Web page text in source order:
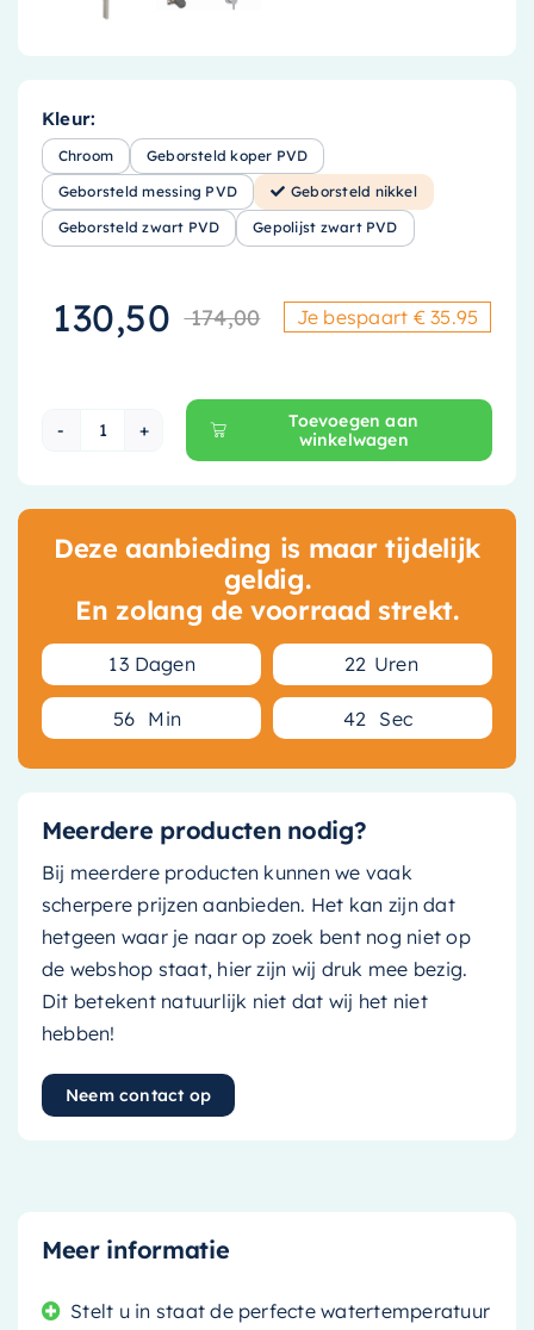
Kleur:
Chroom Geborsteld koper PVD
Geborsteld messing PVD Geborsteld nikkel
Geborsteld zwart PVD Gepolijst zwart PVD
174,00
130,50 Huidige prijs
Je bespaart € 35.95
Hotbath Ace Inbouw Douchemengkraan -
Toevoegen aan
winkelwagen
Deze aanbieding is maar tijdelijk
geldig.
En zolang de voorraad strekt.
13 Dagen 22 Uren
56 Min 41 Sec
Meerdere producten nodig?
Bij meerdere producten kunnen we vaak
scherpere prijzen aanbieden. Het kan zijn dat
hetgeen waar je naar op zoek bent nog niet op
de webshop staat, hier zijn wij druk mee bezig.
Dit betekent natuurlijk niet dat wij het niet
hebben!
Neem contact op
Meer informatie
Stelt u in staat de perfecte watertemperatuur